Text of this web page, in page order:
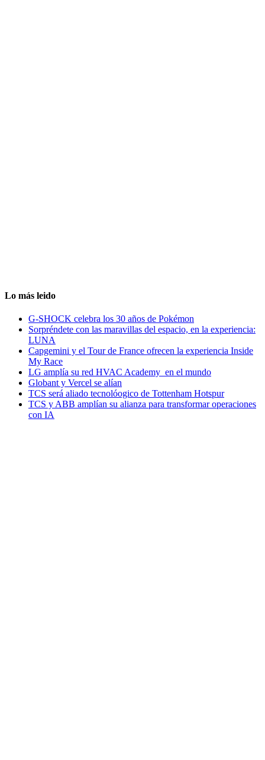
Lo más leido
G-SHOCK celebra los 30 años de Pokémon
Sorpréndete con las maravillas del espacio, en la experiencia:
LUNA
Capgemini y el Tour de France ofrecen la experiencia Inside
My Race
LG amplía su red HVAC Academy en el mundo
Globant y Vercel se alían
TCS será aliado tecnolóogico de Tottenham Hotspur
TCS y ABB amplían su alianza para transformar operaciones
con IA